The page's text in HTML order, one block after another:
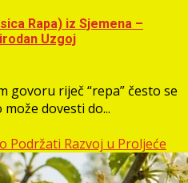
Rapa) iz Sjemena –
Uzgoj
govoru riječ “repa” često se
dovesti do...
Podržati Razvoj u Proljeće